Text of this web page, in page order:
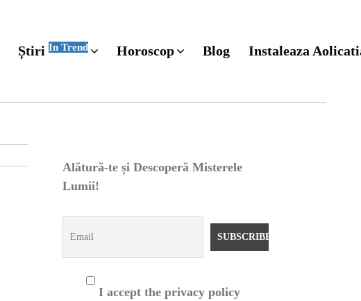
Știri In Trend Horoscop Blog Instaleaza
Alătură-te și Descoperă Misterele
Lumii!
I accept the privacy policy